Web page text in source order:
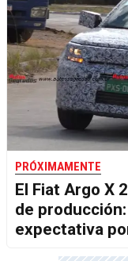
PRÓXIMAMENTE
El Fiat Argo X
de
expectativa